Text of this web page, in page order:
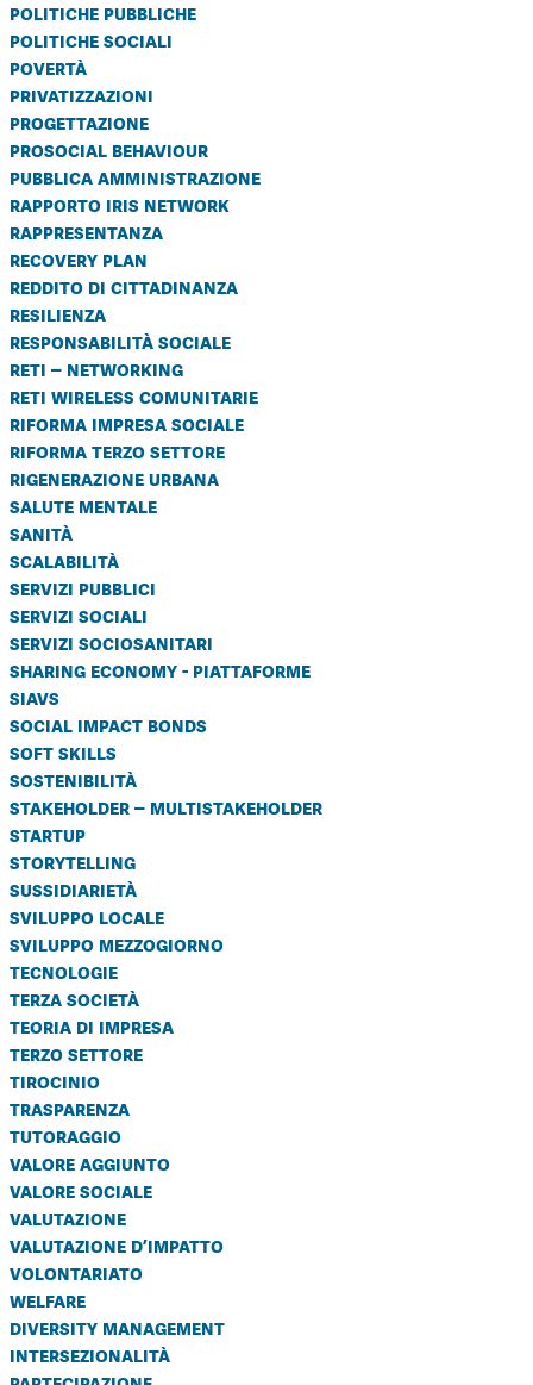
politiche pubbliche
politiche sociali
povertà
privatizzazioni
progettazione
prosocial behaviour
pubblica amministrazione
rapporto iris network
rappresentanza
recovery plan
reddito di cittadinanza
resilienza
responsabilità sociale
reti – networking
reti wireless comunitarie
riforma impresa sociale
riforma terzo settore
rigenerazione urbana
salute mentale
sanità
scalabilità
servizi pubblici
servizi sociali
servizi sociosanitari
sharing economy - piattaforme
siavs
social impact bonds
soft skills
sostenibilità
stakeholder – multistakeholder
startup
storytelling
sussidiarietà
sviluppo locale
sviluppo mezzogiorno
tecnologie
terza società
teoria di impresa
terzo settore
tirocinio
trasparenza
tutoraggio
valore aggiunto
valore sociale
valutazione
valutazione d’impatto
volontariato
welfare
diversity management
intersezionalità